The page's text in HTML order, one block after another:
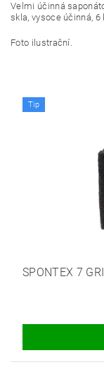
Velmi účinná
skla, vysoce účinná, 6
Foto ilustrační.
Tip
SPONTEX 7